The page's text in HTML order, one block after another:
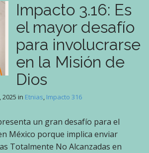
Impacto 3.16: Es
el mayor desafío
para involucrarse
en la Misión de
Dios
2025 in Etnias, Impacto 316
un gran desafío para el
México porque implica enviar
Totalmente No Alcanzadas en